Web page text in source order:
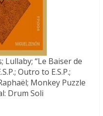
“Le Baiser de
Outro to E.S.P.;
Monkey Puzzle
Drum Soli